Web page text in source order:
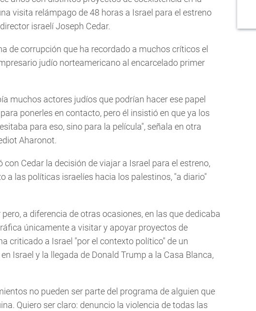
visita relámpago de 48 horas a Israel para el estreno
israelí Joseph Cedar.
de corrupción que ha recordado a muchos críticos el
judío norteamericano al encarcelado primer
muchos actores judíos que podrían hacer ese papel
ponerles en contacto, pero él insistió en que ya los
para eso, sino para la película", señala en otra
Aharonot.
con Cedar la decisión de viajar a Israel para el estreno,
a las políticas israelíes hacia los palestinos, "a diario"
a diferencia de otras ocasiones, en las que dedicaba
únicamente a visitar y apoyar proyectos de
criticado a Israel "por el contexto político" de un
Israel y la llegada de Donald Trump a la Casa Blanca,
no pueden ser parte del programa de alguien que
Quiero ser claro: denuncio la violencia de todas las